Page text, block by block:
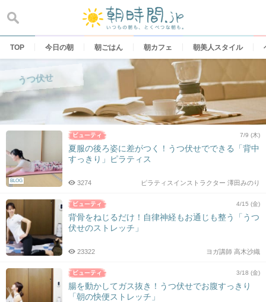
content
TOP 今日の朝 朝ごはん 朝カフェ 朝美人スタイル
うつ伏せ
BLOG
7/9 (木)
夏服の後ろ姿に差がつく！うつ伏せでできる「背中
すっきり」ピラティス
ピラティスインストラクター 澤田みのり
3274
4/15 (金)
背骨をねじるだけ！自律神経もお通じも整う「うつ
伏せのストレッチ」
ヨガ講師 高木沙織
23322
3/18 (金)
腸を動かしてガス抜き！うつ伏せでお腹すっきり
「朝の快便ストレッチ」